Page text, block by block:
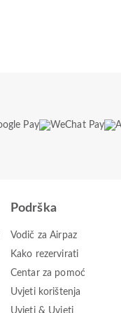
Podrška
Vodič za Airpaz
Kako rezervirati
Centar za pomoć
Uvjeti korištenja
Uvjeti & Uvjeti